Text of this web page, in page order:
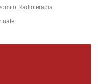
Radioterapia